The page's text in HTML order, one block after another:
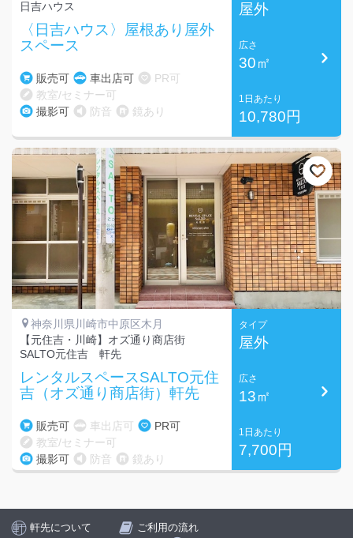
日吉ハウス
〈日吉ハウス〉屋根あり屋外
スペース
販売可 車出店可
PR可
教室/セミナー可
撮影可
防音 鏡あり
屋外
広さ
30㎡
1日あたり
10,780円
神奈川県川崎市中原区木月
【元住吉・川崎】オズ通り商店街
SALTO元住吉 軒先
レンタルスペースSALTO元住
吉（オズ通り商店街）軒先
販売可 車出店可
PR可
教室/セミナー可
撮影可
防音 鏡あり
タイプ
屋外
広さ
13㎡
1日あたり
7,700円
軒先について
ご利用の流れ